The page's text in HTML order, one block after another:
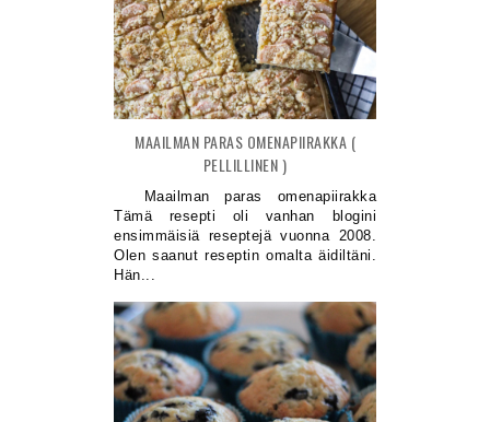
MAAILMAN PARAS OMENAPIIRAKKA (
PELLILLINEN )
Maailman paras omenapiirakka
Tämä resepti oli vanhan blogini
ensimmäisiä reseptejä vuonna 2008.
Olen saanut reseptin omalta äidiltäni.
Hän...